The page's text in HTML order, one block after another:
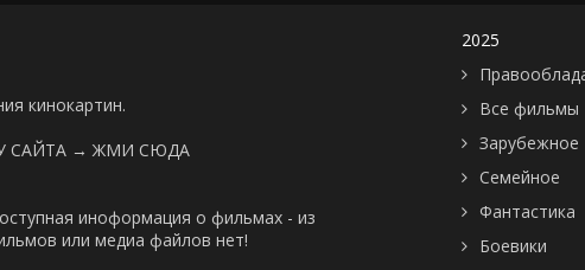
кинокартин.
САЙТА → ЖМИ СЮДА
иноформация о фильмах - из
или медиа файлов нет!
2025
Все фильмы
Зарубежное
Семейное
Фантастика
Боевики